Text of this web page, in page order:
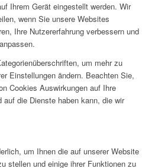
Ihrem Gerät eingestellt werden. Wir
wenn Sie unsere Websites
Ihre Nutzererfahrung verbessern und
um mehr zu
Einstellungen ändern. Beachten Sie,
Cookies Auswirkungen auf Ihre
die Dienste haben kann, die wir
um Ihnen die auf unserer Website
stellen und einige ihrer Funktionen zu